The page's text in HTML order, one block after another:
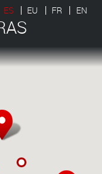
ES EU FR EN